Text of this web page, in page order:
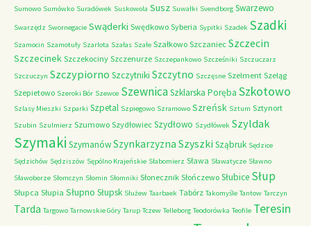
Sumowo Sumówko Suradówek Suskowola Susz Suwałki Svendborg Swarzewo
Swarzędz Swornegacie Swąderki Swędkowo Syberia Sypitki Szadek Szadki
Szamocin Szamotuły Szarlota Szałas Szałe Szałkowo Szczaniec Szczecin
Szczecinek Szczekociny Szczenurze Szczepankowo Szcześniki Szczuczarz
Szczuczyn Szczypiorno Szczytniki Szczytno Szczęsne Szelment Szeląg
Szepietowo Szeroki Bór Szewce SzewnicaSzklarska Poręba Szkotowo
Szlasy Mieszki Szparki Szpetal Szpiegowo Szramowo Szreńsk Sztum Sztynort
Szubin Szulmierz Szumowo Szydłowiec Szydłowo Szydłówek Szyldak
Szymaki SzymanówSzynkarzyzna Szyszki Sząbruk Sędzice
Sędzichów Sędziszów Sępólno Krajeńskie Słabomierz Sława Sławatycze Sławno
Sławoborze Słomczyn Słomin Słomniki Słonecznik Słończewo Słubice Słup
Słupca Słupia Słupno Słupsk Służew Taarbaek Tabórz Takomyśle Tantow Tarczyn
Tarda Targowo Tarnowskie Góry Tarup Tczew Telleborg Teodorówka Teofile Teresin